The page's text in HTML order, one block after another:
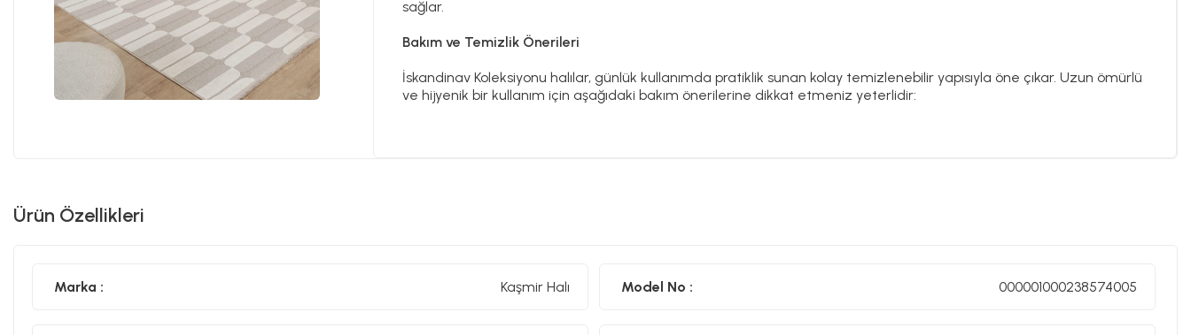
sağlar.
Bakım ve Temizlik Önerileri
İskandinav Koleksiyonu halılar, günlük kullanımda pratiklik sunan kolay temizlenebilir yapısıyla öne çıkar. Uzun ömürlü
ve hijyenik bir kullanım için aşağıdaki bakım önerilerine dikkat etmeniz yeterlidir:
Ürün Özellikleri
Marka : Kaşmir Halı Model No : 000001000238574005